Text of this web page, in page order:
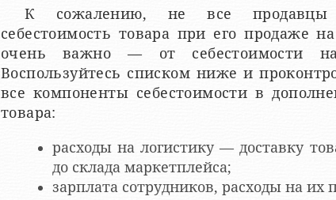
К сожалению, не все продавцы
себестоимость товара при его продаже
очень важно — от себестоимости
Воспользуйтесь списком ниже и
все компоненты себестоимости в
товара:
расходы на логистику — доставку
до склада маркетплейса;
зарплата сотрудников, расходы на их